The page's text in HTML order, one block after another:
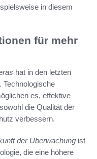
in diesem
für mehr
hat in den letzten
Technologische
es, effektive
die Qualität der
verbessern.
der Überwachung ist
die eine höhere